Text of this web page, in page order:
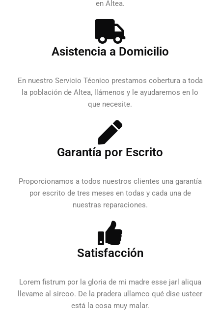
en Altea.
Asistencia a Domicilio
En nuestro Servicio Técnico prestamos cobertura a toda
la población de Altea, llámenos y le ayudaremos en lo
que necesite.
Garantía por Escrito
Proporcionamos a todos nuestros clientes una garantía
por escrito de tres meses en todas y cada una de
nuestras reparaciones.
Satisfacción
Lorem fistrum por la gloria de mi madre esse jarl aliqua
llevame al sircoo. De la pradera ullamco qué dise usteer
está la cosa muy malar.